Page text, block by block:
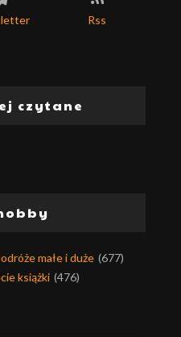
Rss
czytane
małe i duże (677)
książki (476)